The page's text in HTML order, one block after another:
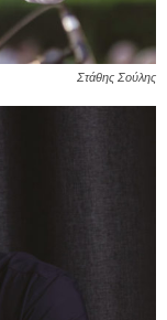
Στάθης Σούλης